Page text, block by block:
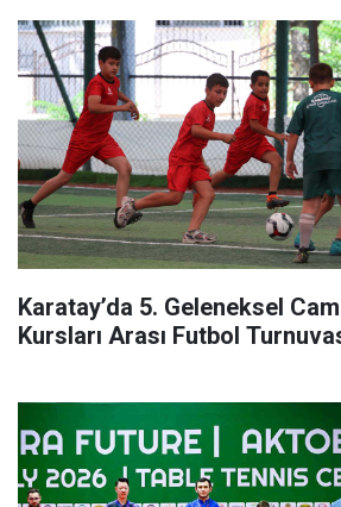
Karatay’da 5. Geleneksel
Kursları Arası Futbol